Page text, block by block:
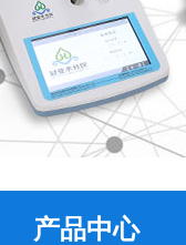
产品中心